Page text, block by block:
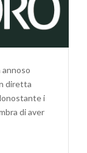
diretta
i
di aver